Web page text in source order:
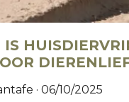
IS
· 06/10/2025